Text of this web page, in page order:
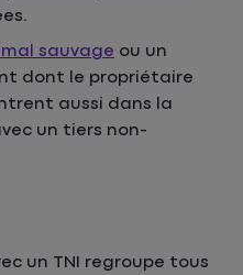
sauvage ou un
dont le propriétaire
aussi dans la
un tiers non-
un TNI regroupe tous